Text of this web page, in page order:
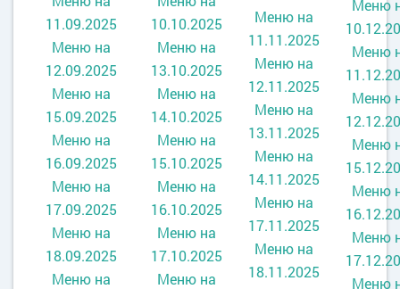
11.09.2025
Меню на
12.09.2025
Меню на
15.09.2025
Меню на
16.09.2025
Меню на
17.09.2025
Меню на
18.09.2025
Меню на
10.10.2025
Меню на
13.10.2025
Меню на
14.10.2025
Меню на
15.10.2025
Меню на
16.10.2025
Меню на
17.10.2025
Меню на
Меню на
11.11.2025
Меню на
12.11.2025
Меню на
13.11.2025
Меню на
14.11.2025
Меню на
17.11.2025
Меню на
18.11.2025
Меню
Меню
Меню
Меню
Меню
Меню
Меню